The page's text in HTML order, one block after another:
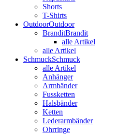
Shorts
T-Shirts
OutdoorOutdoor
BranditBrandit
alle Artikel
alle Artikel
SchmuckSchmuck
alle Artikel
Anhänger
Armbänder
Fussketten
Halsbänder
Ketten
Lederarmbänder
Ohrringe